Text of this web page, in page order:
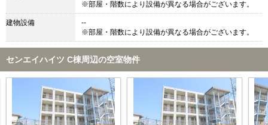
※部屋・階数により設備が異なる場合がございます。
建物設備
--
※部屋・階数により設備が異なる場合がございます。
センエイハイツ C棟周辺の空室物件